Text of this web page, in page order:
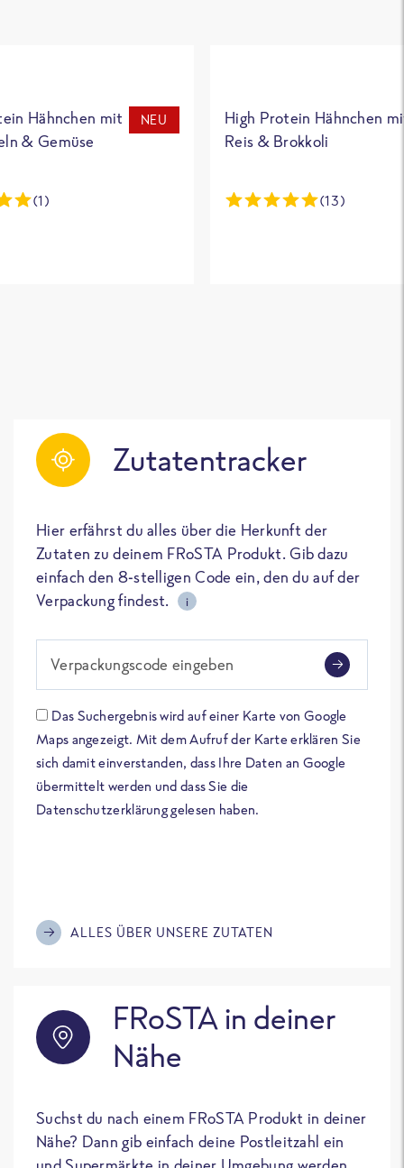
Hähnchen mit
& Gemüse
NEU
(1)
High Protein Hähnchen
Reis & Brokkoli
(13)
Zutatentracker
Hier erfährst du alles über die Herkunft der
Zutaten zu deinem FRoSTA Produkt. Gib dazu
einfach den 8-stelligen Code ein, den du auf der
Verpackung findest.
i
Verpackungscode eingeben
Das Suchergebnis wird auf einer Karte von Google
Maps angezeigt. Mit dem Aufruf der Karte erklären Sie
sich damit einverstanden, dass Ihre Daten an Google
übermittelt werden und dass Sie die
Datenschutzerklärung gelesen haben.
ALLES ÜBER UNSERE ZUTATEN
FRoSTA in deiner
Nähe
Suchst du nach einem FRoSTA Produkt in deiner
Nähe? Dann gib einfach deine Postleitzahl ein